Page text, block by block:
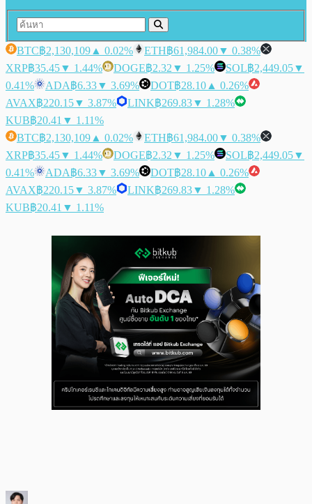
BTC฿2,130,109 ▲ 0.02% ETH฿61,984.00▼ 0.38%
XRP฿35.45▼ 1.44% DOGE฿2.32 ▼ 1.25% SOL฿2,449.05▼
0.41%
ADA฿6.33▼ 3.69% DOT฿28.10 ▲ 0.26%
AVAX฿220.15▼ 3.87% LINK฿269.83▼ 1.28%
KUB฿20.41 ▼ 1.11%
BTC฿2,130,109 ▲ 0.02% ETH฿61,984.00▼ 0.38%
XRP฿35.45▼ 1.44% DOGE฿2.32 ▼ 1.25% SOL฿2,449.05▼
0.41%
ADA฿6.33▼ 3.69% DOT฿28.10 ▲ 0.26%
AVAX฿220.15▼ 3.87% LINK฿269.83▼ 1.28%
KUB฿20.41 ▼ 1.11%